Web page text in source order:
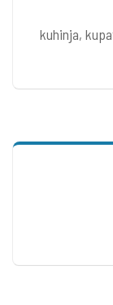
kuhinja,